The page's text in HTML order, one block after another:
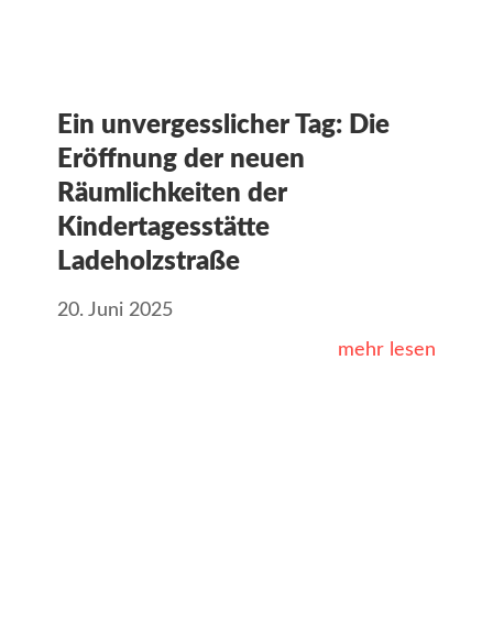
Ein unvergesslicher Tag: Die
Eröffnung der neuen
Räumlichkeiten der
Kindertagesstätte
Ladeholzstraße
20. Juni 2025
mehr lesen